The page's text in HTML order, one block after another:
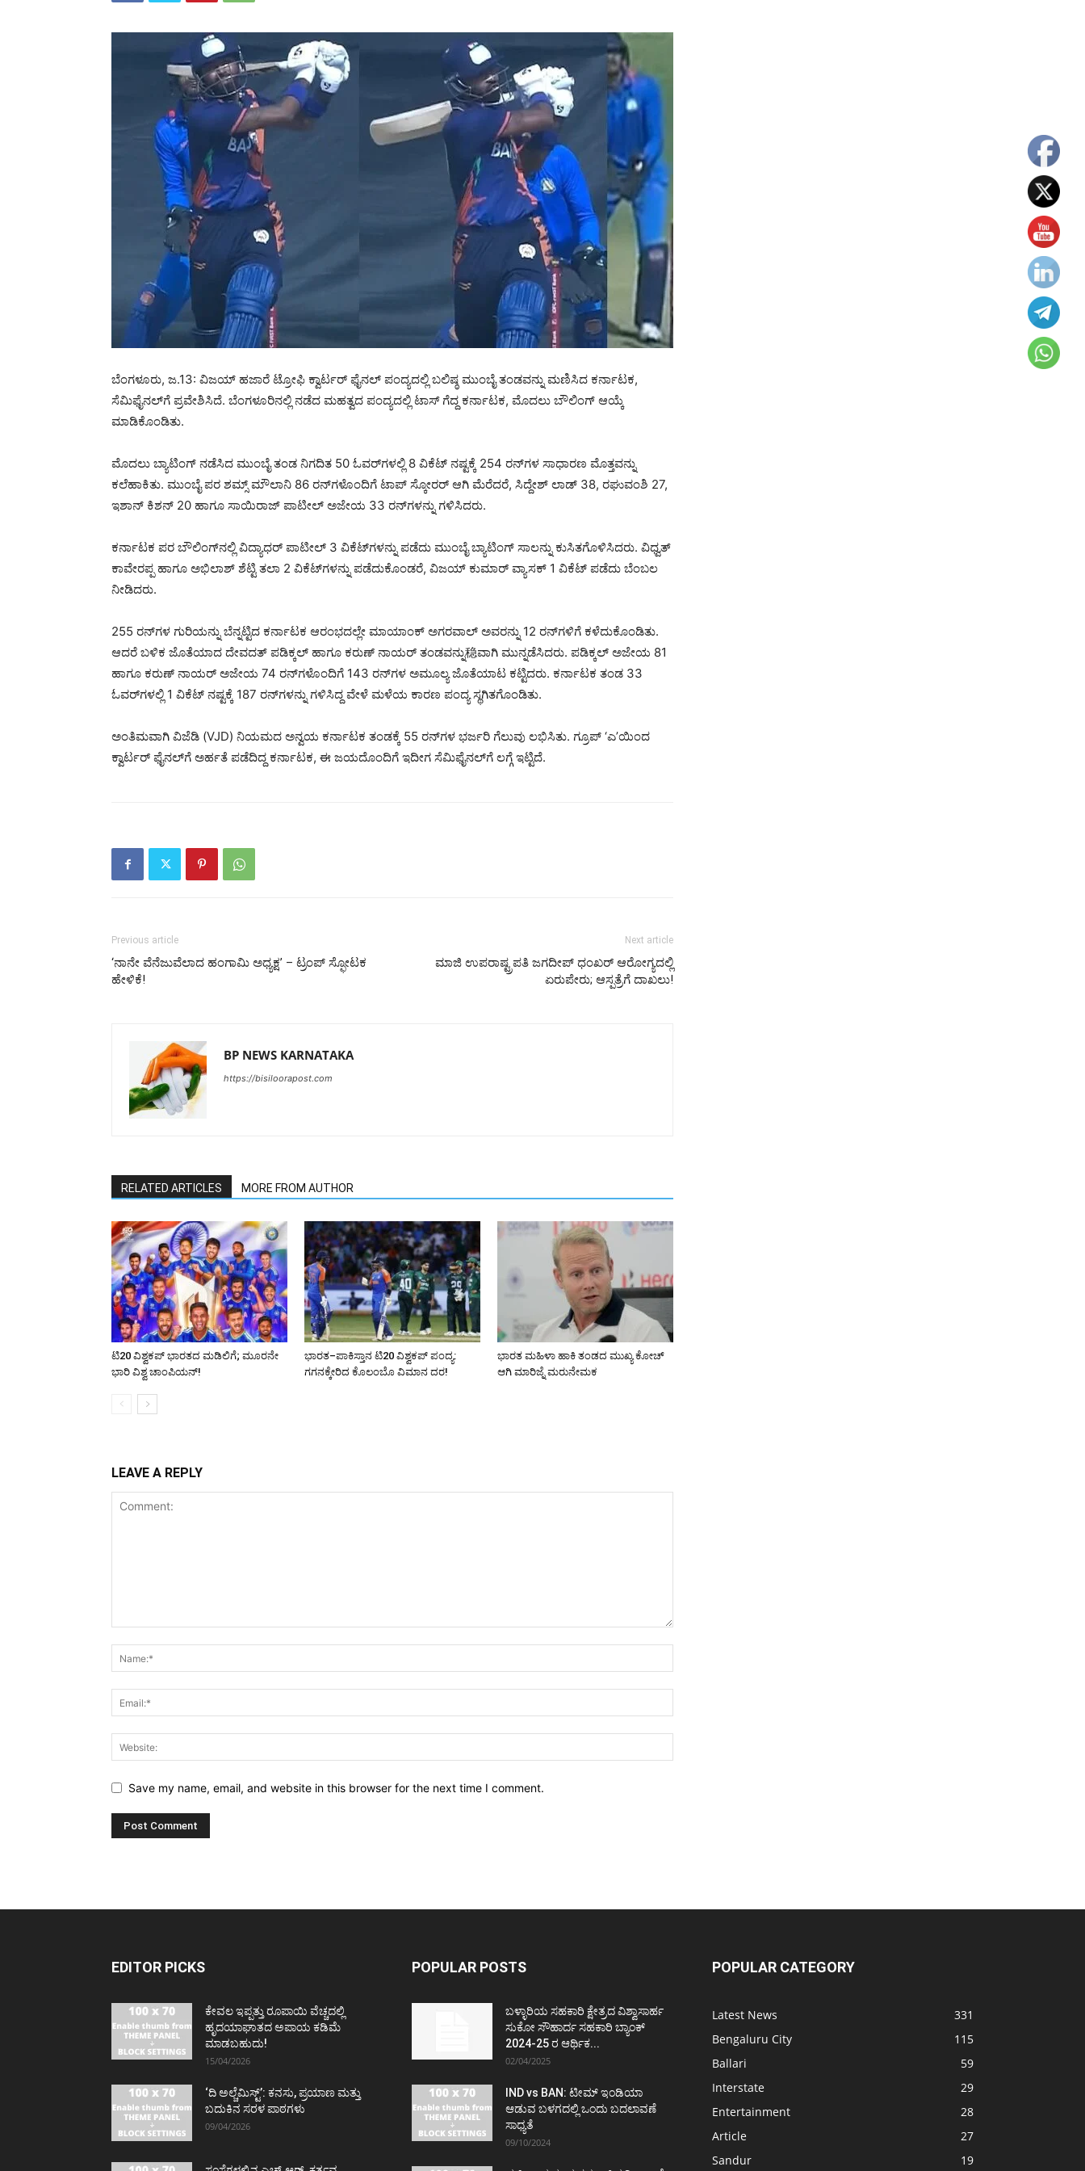
ಬೆಂಗಳೂರು, ಜ.13: ವಿಜಯ್ ಹಜಾರೆ ಟ್ರೋಫಿ ಕ್ವಾರ್ಟರ್ ಫೈನಲ್ ಪಂದ್ಯದಲ್ಲಿ ಬಲಿಷ್ಠ ಮುಂಬೈ ತಂಡವನ್ನು ಮಣಿಸಿದ ಕರ್ನಾಟಕ,
ಸೆಮಿಫೈನಲ್‌ಗೆ ಪ್ರವೇಶಿಸಿದೆ. ಬೆಂಗಳೂರಿನಲ್ಲಿ ನಡೆದ ಮಹತ್ವದ ಪಂದ್ಯದಲ್ಲಿ ಟಾಸ್ ಗೆದ್ದ ಕರ್ನಾಟಕ, ಮೊದಲು ಬೌಲಿಂಗ್ ಆಯ್ಕೆ
ಮಾಡಿಕೊಂಡಿತು.
ಮೊದಲು ಬ್ಯಾಟಿಂಗ್ ನಡೆಸಿದ ಮುಂಬೈ ತಂಡ ನಿಗದಿತ 50 ಓವರ್‌ಗಳಲ್ಲಿ 8 ವಿಕೆಟ್ ನಷ್ಟಕ್ಕೆ 254 ರನ್‌ಗಳ ಸಾಧಾರಣ ಮೊತ್ತವನ್ನು
ಕಲೆಹಾಕಿತು. ಮುಂಬೈ ಪರ ಶಮ್ಸ್ ಮೌಲಾನಿ 86 ರನ್‌ಗಳೊಂದಿಗೆ ಟಾಪ್ ಸ್ಕೋರರ್ ಆಗಿ ಮೆರೆದರೆ, ಸಿದ್ದೇಶ್ ಲಾಡ್ 38, ರಘುವಂಶಿ 27,
ಇಶಾನ್ ಕಿಶನ್ 20 ಹಾಗೂ ಸಾಯಿರಾಜ್ ಪಾಟೀಲ್ ಅಜೇಯ 33 ರನ್‌ಗಳನ್ನು ಗಳಿಸಿದರು.
ಕರ್ನಾಟಕ ಪರ ಬೌಲಿಂಗ್‌ನಲ್ಲಿ ವಿದ್ಯಾಧರ್ ಪಾಟೀಲ್ 3 ವಿಕೆಟ್‌ಗಳನ್ನು ಪಡೆದು ಮುಂಬೈ ಬ್ಯಾಟಿಂಗ್‌ ಸಾಲನ್ನು ಕುಸಿತಗೊಳಿಸಿದರು. ವಿಧ್ವತ್
ಕಾವೇರಪ್ಪ ಹಾಗೂ ಅಭಿಲಾಶ್ ಶೆಟ್ಟಿ ತಲಾ 2 ವಿಕೆಟ್‌ಗಳನ್ನು ಪಡೆದುಕೊಂಡರೆ, ವಿಜಯ್ ಕುಮಾರ್ ವ್ಯಾಸಕ್ 1 ವಿಕೆಟ್ ಪಡೆದು ಬೆಂಬಲ
ನೀಡಿದರು.
255 ರನ್‌ಗಳ ಗುರಿಯನ್ನು ಬೆನ್ನಟ್ಟಿದ ಕರ್ನಾಟಕ ಆರಂಭದಲ್ಲೇ ಮಾಯಾಂಕ್ ಅಗರವಾಲ್ ಅವರನ್ನು 12 ರನ್‌ಗಳಿಗೆ ಕಳೆದುಕೊಂಡಿತು.
ಆದರೆ ಬಳಿಕ ಜೊತೆಯಾದ ದೇವದತ್ ಪಡಿಕ್ಕಲ್ ಹಾಗೂ ಕರುಣ್ ನಾಯರ್ ತಂಡವನ್ನು稳ವಾಗಿ ಮುನ್ನಡೆಸಿದರು. ಪಡಿಕ್ಕಲ್ ಅಜೇಯ 81
ಹಾಗೂ ಕರುಣ್ ನಾಯರ್ ಅಜೇಯ 74 ರನ್‌ಗಳೊಂದಿಗೆ 143 ರನ್‌ಗಳ ಅಮೂಲ್ಯ ಜೊತೆಯಾಟ ಕಟ್ಟಿದರು. ಕರ್ನಾಟಕ ತಂಡ 33
ಓವರ್‌ಗಳಲ್ಲಿ 1 ವಿಕೆಟ್ ನಷ್ಟಕ್ಕೆ 187 ರನ್‌ಗಳನ್ನು ಗಳಿಸಿದ್ದ ವೇಳೆ ಮಳೆಯ ಕಾರಣ ಪಂದ್ಯ ಸ್ಥಗಿತಗೊಂಡಿತು.
ಅಂತಿಮವಾಗಿ ವಿಜೆಡಿ (VJD) ನಿಯಮದ ಅನ್ವಯ ಕರ್ನಾಟಕ ತಂಡಕ್ಕೆ 55 ರನ್‌ಗಳ ಭರ್ಜರಿ ಗೆಲುವು ಲಭಿಸಿತು. ಗ್ರೂಪ್ ‘ಎ’ಯಿಂದ
ಕ್ವಾರ್ಟರ್ ಫೈನಲ್‌ಗೆ ಅರ್ಹತೆ ಪಡೆದಿದ್ದ ಕರ್ನಾಟಕ, ಈ ಜಯದೊಂದಿಗೆ ಇದೀಗ ಸೆಮಿಫೈನಲ್‌ಗೆ ಲಗ್ಗೆ ಇಟ್ಟಿದೆ.
Previous article
‘ನಾನೇ ವೆನೆಜುವೆಲಾದ ಹಂಗಾಮಿ ಅಧ್ಯಕ್ಷ’ – ಟ್ರಂಪ್ ಸ್ಫೋಟಕ
ಹೇಳಿಕೆ!
Next article
ಮಾಜಿ ಉಪರಾಷ್ಟ್ರಪತಿ ಜಗದೀಪ್ ಧಂಖರ್ ಆರೋಗ್ಯದಲ್ಲಿ
ಏರುಪೇರು; ಆಸ್ಪತ್ರೆಗೆ ದಾಖಲು!
BP NEWS KARNATAKA
https://bisiloorapost.com
RELATED ARTICLES MORE FROM AUTHOR
ಟಿ20 ವಿಶ್ವಕಪ್ ಭಾರತದ ಮಡಿಲಿಗೆ; ಮೂರನೇ
ಭಾರಿ ವಿಶ್ವ ಚಾಂಪಿಯನ್‌!
ಭಾರತ–ಪಾಕಿಸ್ತಾನ ಟಿ20 ವಿಶ್ವಕಪ್ ಪಂದ್ಯ:
ಗಗನಕ್ಕೇರಿದ ಕೊಲಂಬೊ ವಿಮಾನ ದರ!
ಭಾರತ ಮಹಿಳಾ ಹಾಕಿ ತಂಡದ ಮುಖ್ಯ ಕೋಚ್‌
ಆಗಿ ಮಾರಿಜ್ನೆ ಮರುನೇಮಕ
LEAVE A REPLY
Save my name, email, and website in this browser for the next time I comment.
EDITOR PICKS
ಕೇವಲ ಇಪ್ಪತ್ತು ರೂಪಾಯಿ ವೆಚ್ಚದಲ್ಲಿ
ಹೃದಯಾಘಾತದ ಅಪಾಯ ಕಡಿಮೆ
ಮಾಡಬಹುದು!
15/04/2026
‘ದಿ ಅಲ್ಚೆಮಿಸ್ಟ್’: ಕನಸು, ಪ್ರಯಾಣ ಮತ್ತು
ಬದುಕಿನ ಸರಳ ಪಾಠಗಳು
09/04/2026
POPULAR POSTS
ಬಳ್ಳಾರಿಯ ಸಹಕಾರಿ ಕ್ಷೇತ್ರದ ವಿಶ್ವಾಸಾರ್ಹ
ಸುಕೋ ಸೌಹಾರ್ದ ಸಹಕಾರಿ ಬ್ಯಾಂಕ್
2024-25 ರ ಆರ್ಥಿಕ...
02/04/2025
IND vs BAN: ಟೀಮ್ ಇಂಡಿಯಾ
ಆಡುವ ಬಳಗದಲ್ಲಿ ಒಂದು ಬದಲಾವಣೆ
ಸಾಧ್ಯತೆ
09/10/2024
POPULAR CATEGORY
Latest News
331
Bengaluru City
115
Ballari
59
Interstate
29
Entertainment
28
Article
27
Sandur
19